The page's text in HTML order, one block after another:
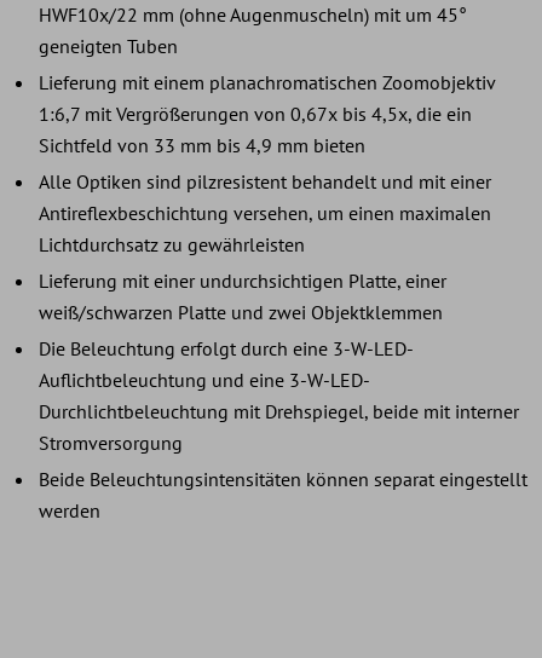
HWF10x/22 mm (ohne Augenmuscheln) mit um 45°
geneigten Tuben
Lieferung mit einem planachromatischen Zoomobjektiv
1:6,7 mit Vergrößerungen von 0,67x bis 4,5x, die ein
Sichtfeld von 33 mm bis 4,9 mm bieten
Alle Optiken sind pilzresistent behandelt und mit einer
Antireflexbeschichtung versehen, um einen maximalen
Lichtdurchsatz zu gewährleisten
Lieferung mit einer undurchsichtigen Platte, einer
weiß/schwarzen Platte und zwei Objektklemmen
Die Beleuchtung erfolgt durch eine 3-W-LED-
Auflichtbeleuchtung und eine 3-W-LED-
Durchlichtbeleuchtung mit Drehspiegel, beide mit interner
Stromversorgung
Beide Beleuchtungsintensitäten können separat eingestellt
werden